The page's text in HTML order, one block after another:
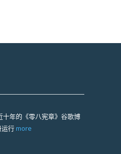
十年的《零八宪章》谷歌博
行 more